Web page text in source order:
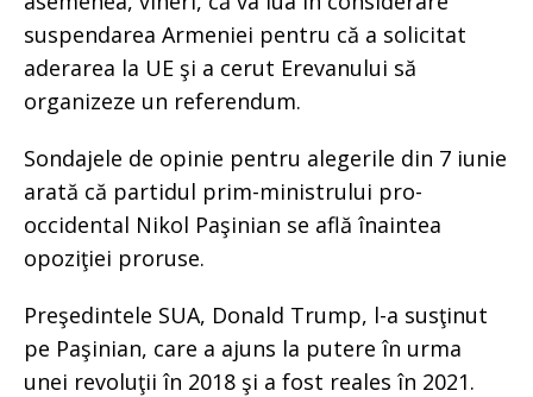
suspendarea Armeniei pentru că a solicitat
aderarea la UE şi a cerut Erevanului să
organizeze un referendum.
Sondajele de opinie pentru alegerile din 7 iunie
arată că partidul prim-ministrului pro-
occidental Nikol Paşinian se află înaintea
opoziţiei proruse.
Preşedintele SUA, Donald Trump, l-a susţinut
pe Paşinian, care a ajuns la putere în urma
unei revoluţii în 2018 şi a fost reales în 2021.